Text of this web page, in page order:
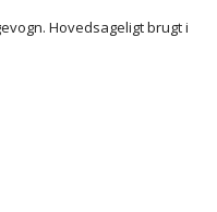
Hovedsageligt brugt i